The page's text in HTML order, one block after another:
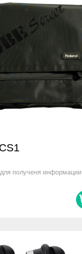
полученя информации